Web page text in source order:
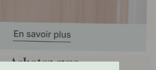
Achetez avec